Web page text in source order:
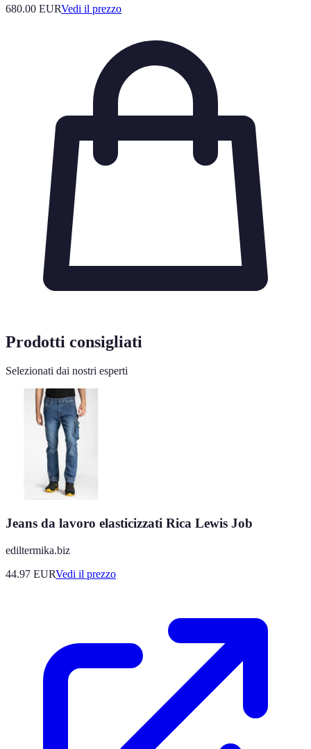
680.00 EURVedi il prezzo
Prodotti consigliati
Selezionati dai nostri esperti
Jeans da lavoro elasticizzati Rica Lewis Job
ediltermika.biz
44.97 EURVedi il prezzo